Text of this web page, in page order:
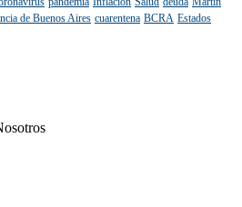
de Buenos Aires cuarentena BCRA Estados